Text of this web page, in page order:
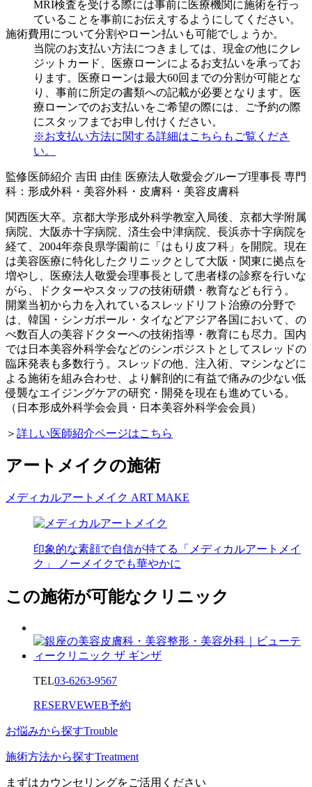
MRI検査を受ける際には事前に医療機関に施術を行っ
ていることを事前にお伝えするようにしてください。
施術費用について分割やローン払いも可能でしょうか。
当院のお支払い方法につきましては、現金の他にクレ
ジットカード、医療ローンによるお支払いを承ってお
ります。医療ローンは最大60回までの分割が可能とな
り、事前に所定の書類への記載が必要となります。医
療ローンでのお支払いをご希望の際には、ご予約の際
にスタッフまでお申し付けください。
※お支払い方法に関する詳細はこちらもご覧くださ
い。
監修医師紹介 吉田 由佳 医療法人敬愛会グループ理事長 専門
科：形成外科・美容外科・皮膚科・美容皮膚科
関西医大卒。京都大学形成外科学教室入局後、京都大学附属
病院、大阪赤十字病院、済生会中津病院、長浜赤十字病院を
経て、2004年奈良県学園前に「はもり皮フ科」を開院。現在
は美容医療に特化したクリニックとして大阪・関東に拠点を
増やし、医療法人敬愛会理事長として患者様の診察を行いな
がら、ドクターやスタッフの技術研鑽・教育なども行う。
開業当初から力を入れているスレッドリフト治療の分野で
は、韓国・シンガポール・タイなどアジア各国において、の
べ数百人の美容ドクターへの技術指導・教育にも尽力。国内
では日本美容外科学会などのシンポジストとしてスレッドの
臨床発表も多数行う。スレッドの他、注入術、マシンなどに
よる施術を組み合わせ、より解剖的に有益で痛みの少ない低
侵襲なエイジングケアの研究・開発を現在も進めている。
（日本形成外科学会会員・日本美容外科学会会員）
＞ 詳しい医師紹介ページはこちら
アートメイクの施術
メディカルアートメイク ART MAKE
印象的な素顔で自信が持てる「メディカルアートメイ
ク」 ノーメイクでも華やかに
この施術が可能なクリニック
TEL03-6263-9567
RESERVEWEB予約
お悩みから探すTrouble
施術方法から探すTreatment
まずはカウンセリングをご活用ください